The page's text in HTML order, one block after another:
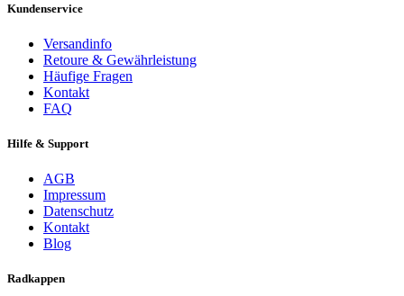
Kundenservice
Versandinfo
Retoure & Gewährleistung
Häufige Fragen
Kontakt
FAQ
Hilfe & Support
AGB
Impressum
Datenschutz
Kontakt
Blog
Radkappen